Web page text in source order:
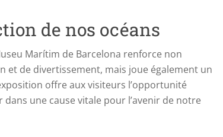
de nos océans
Marítim de Barcelona renforce non
et de divertissement, mais joue également un
offre aux visiteurs l’opportunité
une cause vitale pour l’avenir de notre